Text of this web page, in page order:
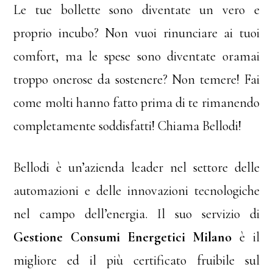
Le tue bollette sono diventate un vero e
proprio incubo? Non vuoi rinunciare ai tuoi
comfort, ma le spese sono diventate oramai
troppo onerose da sostenere? Non temere! Fai
come molti hanno fatto prima di te rimanendo
completamente soddisfatti! Chiama Bellodi!
Bellodi è un’azienda leader nel settore delle
automazioni e delle innovazioni tecnologiche
nel campo dell’energia. Il suo servizio di
Gestione Consumi Energetici Milano è il
migliore ed il più certificato fruibile sul